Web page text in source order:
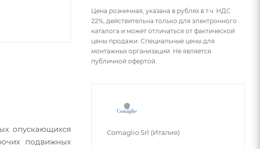
опускающихся
подвижных
Цена розничная, указана в рублях в т.ч. НДС
22%, действительна только для электронного
каталога и может отличаться от фактической
цены продажи. Специальные цены для
монтажных организаций. Не является
публичной офертой.
Comaglio Srl (Италия)